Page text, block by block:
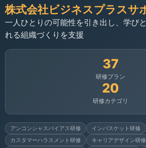
株式会社ビジネスプラスサ
一人ひとりの可能性を引き出し、学び
れる組織づくりを支援
37
研修プラン
20
研修カテゴリ
アンコンシャスバイアス研修
インバスケット研修
カスタマーハラスメント研修
キャリアデザイン研修